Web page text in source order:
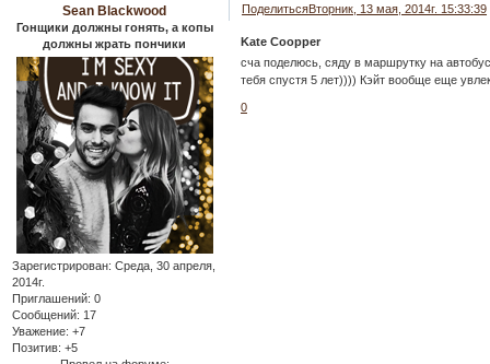
ПоделитьсяВторник, 13 мая, 2014г. 15:33:39
Sean Blackwood
Гонщики должны гонять, а копы
должны жрать пончики
Зарегистрирован: Среда, 30 апреля,
2014г.
Приглашений: 0
Сообщений: 17
Уважение: +7
Позитив: +5
Kate Coopper
сча поделюсь, сяду в маршрутку на
тебя спустя 5 лет)))) Кэйт вообще еще
0